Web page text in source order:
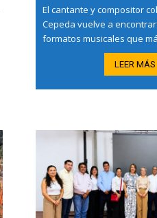
El cantante y compositor
Cepeda vuelve a
formatos musicales que
LEER MÁS